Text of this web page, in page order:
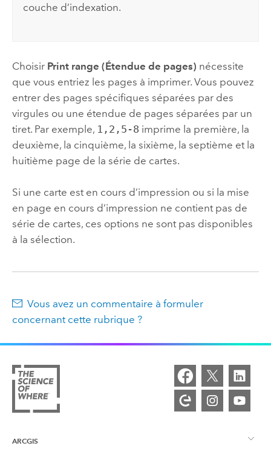
couche d’indexation.
Choisir Print range (Étendue de pages) nécessite
que vous entriez les pages à imprimer. Vous pouvez
entrer des pages spécifiques séparées par des
virgules ou une étendue de pages séparées par un
tiret. Par exemple, 1,2,5-8 imprime la première, la
deuxième, la cinquième, la sixième, la septième et la
huitième page de la série de cartes.
Si une carte est en cours d’impression ou si la mise
en page en cours d’impression ne contient pas de
série de cartes, ces options ne sont pas disponibles
à la sélection.
Vous avez un commentaire à formuler
concernant cette rubrique ?
ARCGIS